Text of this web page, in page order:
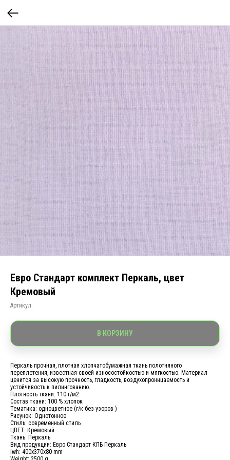
Евро Стандарт комплект Перкаль, цвет
Кремовый
Артикул:
В КОРЗИНУ
Перкаль прочная, плотная хлопчатобумажная ткань полотняного
переплетения, известная своей износостойкостью и мягкостью. Материал
ценится за высокую прочность, гладкость, воздухопроницаемость и
устойчивость к пилингованию.
Плотность ткани: 110 г/м2
Состав ткани: 100 % хлопок
Тематика: одноцветное (г/к без узоров )
Рисунок: Однотонное
Стиль: современный стиль
ЦВЕТ: Кремовый
Ткань: Перкаль
Вид продукции: Евро Стандарт КПБ Перкаль
lwh: 400x370x80 mm